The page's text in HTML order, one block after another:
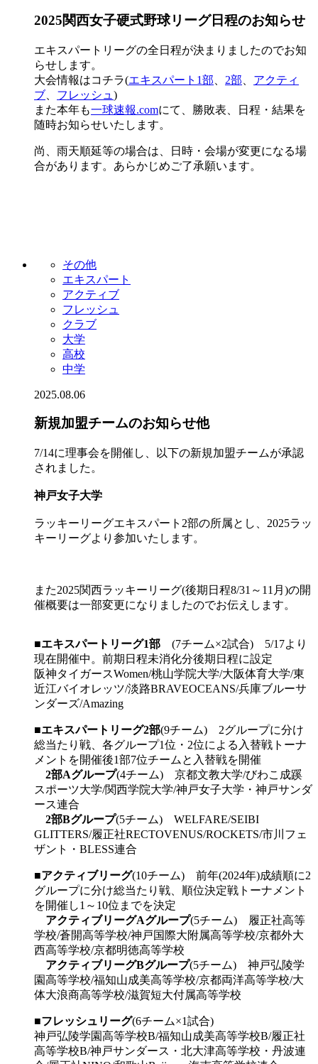
2025関西女子硬式野球リーグ日程のお知らせ
エキスパートリーグの全日程が決まりましたのでお知
らせします。
大会情報はコチラ(エキスパート1部 2部
アクティ
ブ
フレッシュ )
また本年も一球速報.comにて、勝敗表、日程・結果を
随時お知らせいたします。
尚、雨天順延等の場合は、日時・会場が変更になる場
合があります。あらかじめご了承願います。
その他
エキスパート
アクティブ
フレッシュ
クラブ
大学
高校
中学
2025.08.06
新規加盟チームのお知らせ他
7/14に理事会を開催し、以下の新規加盟チームが承認
されました。
神戸女子大学
ラッキーリーグエキスパート2部の所属とし、2025ラッ
キーリーグより参加いたします。
また2025関西ラッキーリーグ(後期日程8/31～11月)の開
催概要は一部変更になりましたのでお伝えします。
■エキスパートリーグ1部 (7チーム×2試合) 5/17より
現在開催中。前期日程未消化分後期日程に設定
阪神タイガースWomen/桃山学院大学/大阪体育大学/東
近江バイオレッツ/淡路BRAVEOCEANS/兵庫ブルーサ
ンダーズ/Amazing
■エキスパートリーグ2部(9チーム) 2グループに分け
総当たり戦、各グループ1位・2位による入替戦トーナ
メントを開催後1部7位チームと入替戦を開催
2部Aグループ(4チーム) 京都文教大学/びわこ成蹊
スポーツ大学/関西学院大学/神戸女子大学・神戸サンダ
ース連合
2部Bグループ(5チーム) WELFARE/SEIBI
GLITTERS/履正社RECTOVENUS/ROCKETS/市川フェ
ザント・BLESS連合
■アクティブリーグ(10チーム) 前年(2024年)成績順に2
グループに分け総当たり戦、順位決定戦トーナメント
を開催し1～10位までを決定
アクティブリーグAグループ(5チーム) 履正社高等
学校/蒼開高等学校/神戸国際大附属高等学校/京都外大
西高等学校/京都明徳高等学校
アクティブリーグBグループ(5チーム) 神戸弘陵学
園高等学校/福知山成美高等学校/京都両洋高等学校/大
体大浪商高等学校/滋賀短大付属高等学校
■フレッシュリーグ(6チーム×1試合)
神戸弘陵学園高等学校B/福知山成美高等学校B/履正社
高等学校B/神戸サンダース・北大津高等学校・丹波連